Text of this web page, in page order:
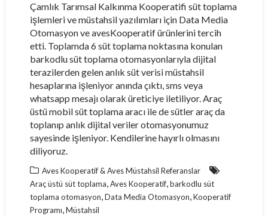
Çamlık Tarımsal Kalkınma Kooperatifi süt toplama
işlemleri ve müstahsil yazılımları için Data Media
Otomasyon ve avesKooperatif ürünlerini tercih
etti. Toplamda 6 süt toplama noktasına konulan
barkodlu süt toplama otomasyonlarıyla dijital
terazilerden gelen anlık süt verisi müstahsil
hesaplarına işleniyor anında çıktı, sms veya
whatsapp mesajı olarak üreticiye iletiliyor. Araç
üstü mobil süt toplama aracı ile de sütler araç da
toplanıp anlık dijital veriler otomasyonumuz
sayesinde işleniyor. Kendilerine hayırlı olmasını
diliyoruz.
Aves Kooperatif & Aves Müstahsil Referanslar
Araç üstü süt toplama,Aves Kooperatif,barkodlu süt
toplama otomasyon,Data Media Otomasyon,Kooperatif
Programı,Müstahsil